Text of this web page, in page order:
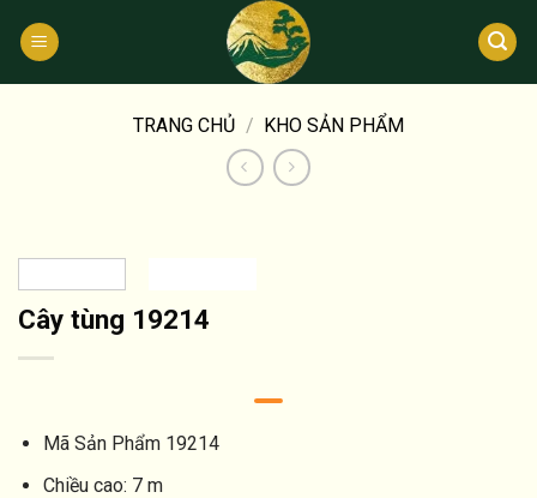
qua
TRANG CHỦ / KHO SẢN PHẨM
Cây tùng 19214
Mã Sản Phẩm 19214
Chiều cao: 7 m